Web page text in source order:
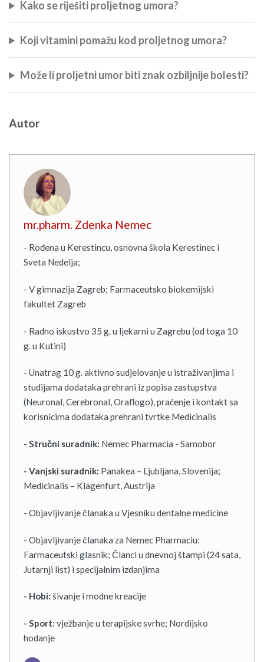
Kako se riješiti proljetnog umora?
Koji vitamini pomažu kod proljetnog umora?
Može li proljetni umor biti znak ozbiljnije bolesti?
Autor
mr.pharm. Zdenka Nemec
- Rođena u Kerestincu, osnovna škola Kerestinec i
Sveta Nedelja;
- V gimnazija Zagreb; Farmaceutsko biokemijski
fakultet Zagreb
- Radno iskustvo 35 g. u ljekarni u Zagrebu (od toga 10
g. u Kutini)
- Unatrag 10 g. aktivno sudjelovanje u istraživanjima i
studijama dodataka prehrani iz popisa zastupstva
(Neuronal, Cerebronal, Oraflogo), praćenje i kontakt sa
korisnicima dodataka prehrani tvrtke Medicinalis
- Stručni suradnik: Nemec Pharmacia - Samobor
- Vanjski suradnik: Panakea – Ljubljana, Slovenija;
Medicinalis – Klagenfurt, Austrija
- Objavljivanje članaka u Vjesniku dentalne medicine
- Objavljivanje članaka za Nemec Pharmaciu:
Farmaceutski glasnik; Članci u dnevnoj štampi (24 sata,
Jutarnji list) i specijalnim izdanjima
- Hobi: šivanje i modne kreacije
- Sport: vježbanje u terapijske svrhe; Nordijsko
hodanje